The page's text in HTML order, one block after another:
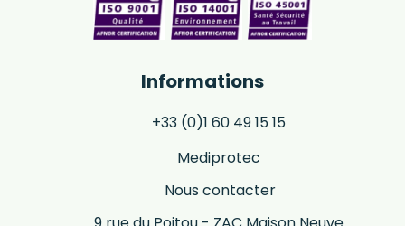
Informations
+33 (0)1 60 49 15 15
Mediprotec
Nous contacter